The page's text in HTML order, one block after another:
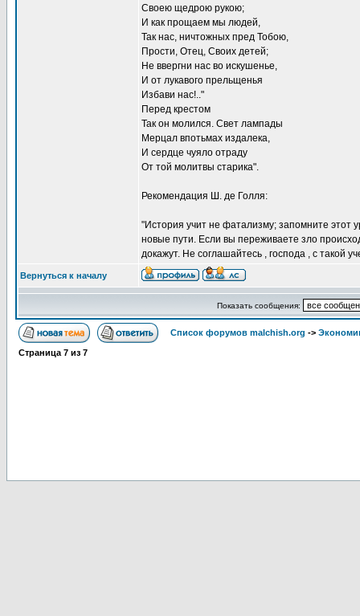
Своею щедрою рукою;
И как прощаем мы людей,
Так нас, ничтожных пред Тобою,
Прости, Отец, Своих детей;
Не ввергни нас во искушенье,
И от лукавого прельщенья
Избави нас!.."
Перед крестом
Так он молился. Свет лампады
Мерцал впотьмах издалека,
И сердце чуяло отраду
От той молитвы старика".
Рекомендация Ш. де Голля:
"История учит не фатализму; запомните этот
новые пути. Если вы переживаете зло
докажут. Не соглашайтесь , господа , с такой
Вернуться к началу
Показать сообщения:
Список форумов malchish.org ->
Страница 7 из 7